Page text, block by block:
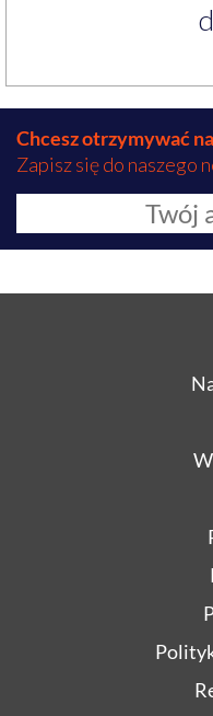
Chcesz otrzymywać
Zapisz się do naszego